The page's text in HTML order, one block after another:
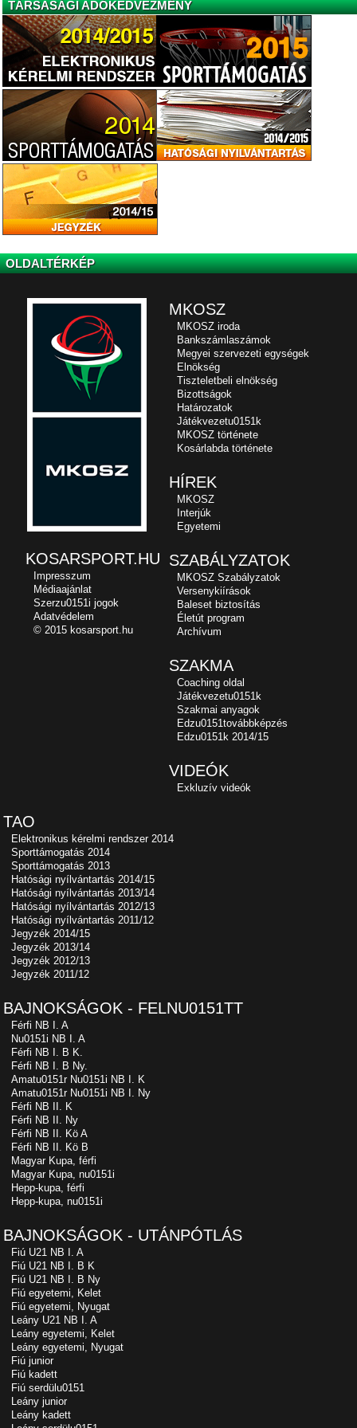
TÁRSASÁGI ADÓKEDVEZMÉNY
OLDALTÉRKÉP
MKOSZ
MKOSZ iroda
Bankszámlaszámok
Megyei szervezeti egységek
Elnökség
Tiszteletbeli elnökség
Bizottságok
Határozatok
Játékvezetu0151k
MKOSZ története
Kosárlabda története
HÍREK
MKOSZ
Interjúk
Egyetemi
SZABÁLYZATOK
MKOSZ Szabályzatok
Versenykiírások
Baleset biztosítás
Életút program
Archívum
SZAKMA
Coaching oldal
Játékvezetu0151k
Szakmai anyagok
Edzu0151továbbképzés
Edzu0151k 2014/15
VIDEÓK
Exkluzív videók
TAO
Elektronikus kérelmi rendszer 2014
Sporttámogatás 2014
Sporttámogatás 2013
Hatósági nyílvántartás 2014/15
Hatósági nyílvántartás 2013/14
Hatósági nyílvántartás 2012/13
Hatósági nyílvántartás 2011/12
Jegyzék 2014/15
Jegyzék 2013/14
Jegyzék 2012/13
Jegyzék 2011/12
BAJNOKSÁGOK - FELNU0151TT
Férfi NB I. A
Nu0151i NB I. A
Férfi NB I. B K.
Férfi NB I. B Ny.
Amatu0151r Nu0151i NB I. K
Amatu0151r Nu0151i NB I. Ny
Férfi NB II. K
Férfi NB II. Ny
Férfi NB II. Kö A
Férfi NB II. Kö B
Magyar Kupa, férfi
Magyar Kupa, nu0151i
Hepp-kupa, férfi
Hepp-kupa, nu0151i
BAJNOKSÁGOK - UTÁNPÓTLÁS
Fiú U21 NB I. A
Fiú U21 NB I. B K
Fiú U21 NB I. B Ny
Fiú egyetemi, Kelet
Fiú egyetemi, Nyugat
Leány U21 NB I. A
Leány egyetemi, Kelet
Leány egyetemi, Nyugat
Fiú junior
Fiú kadett
Fiú serdülu0151
Leány junior
Leány kadett
KOSARSPORT.HU
Impresszum
Médiaajánlat
Szerzu0151i jogok
Adatvédelem
© 2015 kosarsport.hu